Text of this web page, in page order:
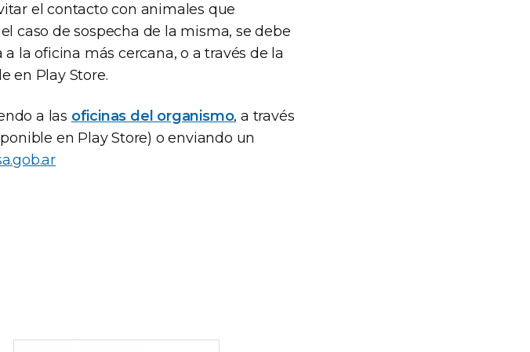
el contacto con animales que
caso de sospecha de la misma, se debe
la oficina más cercana, o a través de la
en Play Store.
a las oficinas del organismo, a través
en Play Store) o enviando un